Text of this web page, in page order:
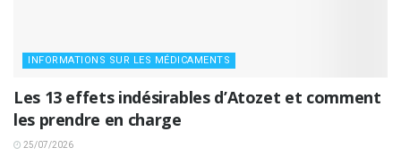
INFORMATIONS SUR LES MÉDICAMENTS
Les 13 effets indésirables d’Atozet et comment
les prendre en charge
25/07/2026